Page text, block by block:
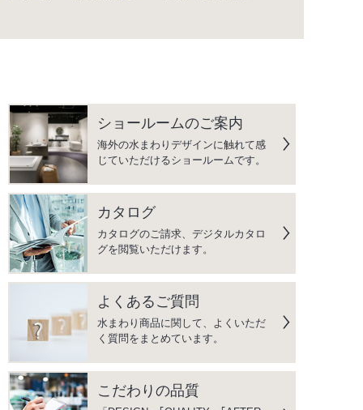
ショールームのご案内
海外の水まわりデザインに触れて感
じていただけるショールームです。
カタログ
カタログのご請求、デジタルカタロ
グを閲覧いただけます。
よくあるご質問
水まわり商品に関して、よくいただ
く質問をまとめています。
こだわりの品質